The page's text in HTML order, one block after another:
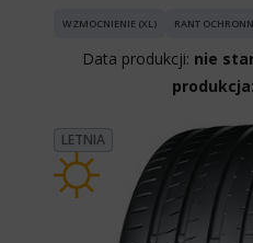
WZMOCNIENIE (XL) RANT
Data produkcji: nie
LETNIA